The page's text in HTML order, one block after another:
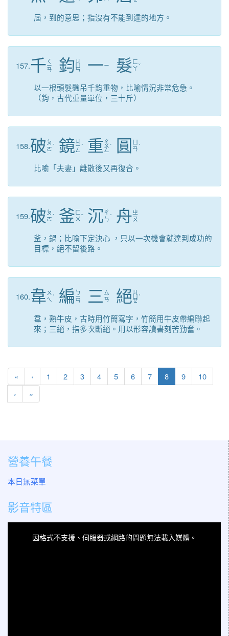
屆，到的意思；指沒有不能到達的地方。
157.千 ㄑ
ㄧ
ㄢ 鈞 ㄐ
ㄩ
ㄣ 一ㄧ 髮 ㄈ
ㄚˇ
以一根頭髮懸吊千鈞重物，比喻情況非常危急。
（鈞，古代重量單位，三十斤）
158.破 ㄆ
ㄛˋ 鏡 ㄐ
ㄧ
ㄥ
ˋ 重ㄔ
ㄨ
ㄥ
ˊ 圓 ㄢ ˊ
比喻「夫妻」離散後又再復合。
159.破 ㄆ
ㄛˋ 釜 ㄈ
ㄨ ˇ 沉ㄔ
ㄣ ˊ 舟ㄓ
ㄡ
釜，鍋；比喻下定決心 ，只以一次機會就達到成功的
目標，絕不留後路。
160.韋 ㄨ
ㄟ ˊ 編 ㄅ
ㄧ
ㄢ 三 ㄙ
ㄢ
絕 ㄐ
ㄩ
ㄝ
ˊ
韋，熟牛皮，古時用竹簡寫字，竹簡用牛皮帶編聯起
來；三絕，指多次斷絕。用以形容讀書刻苦勤奮。
« 第一頁
‹ 上一頁
1 2 3 4 5 6 7 8(目前頁次)
9
10
› 下一頁
»
營養午餐
本日無菜單
影音特區
因格式不支援、伺服器或網路的問題無法載入媒體。